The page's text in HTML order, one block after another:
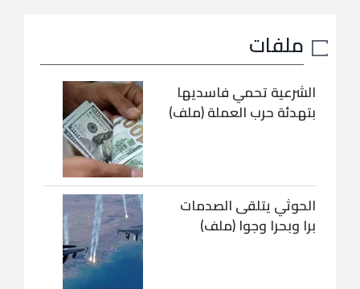
ملفات
الشرعية تحمي فاسديها
بتهدئة حرب العملة (ملف)
الحوثي يتلقى الصدمات
برا وبحرا وجوا (ملف)